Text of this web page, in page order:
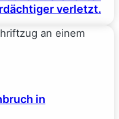
verletzt.
in